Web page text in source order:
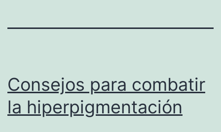
Consejos para combatir
la hiperpigmentación